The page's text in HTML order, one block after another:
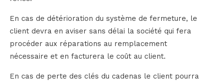
En cas de détérioration du système de fermeture, le
client devra en aviser sans délai la société qui fera
procéder aux réparations au remplacement
nécessaire et en facturera le coût au client.
En cas de perte des clés du cadenas le client pourra